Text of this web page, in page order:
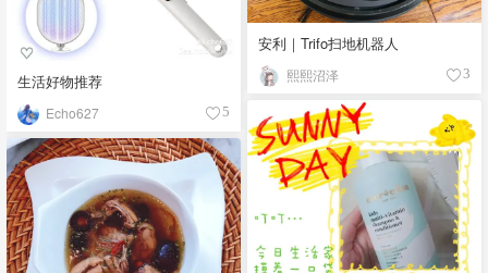
生活好物推荐
Echo627 5
安利｜Trifo扫地机器人
熙熙沼泽 3